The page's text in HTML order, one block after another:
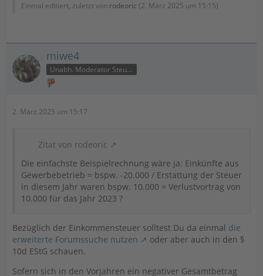
Einmal editiert, zuletzt von rodeoric (2. März 2025 um 15:15)
miwe4
Unabh. Moderator Steuer
2. März 2025 um 15:17
Zitat von rodeoric
Die einfachste Beispielrechnung wäre ja: Einkünfte aus
Gewerbebetrieb = bspw. -20.000 / Erstattung der Steuer
in diesem Jahr waren bspw. 10.000 = Verlustvortrag von
10.000 für das Jahr 2023 ?
Bezüglich der Einkommensteuer solltest Du da einmal die
erweiterte Forumssuche nutzen
oder aber auch in den §
10d EStG schauen.
Sofern sich in den Vorjahren ein negativer Gesamtbetrag